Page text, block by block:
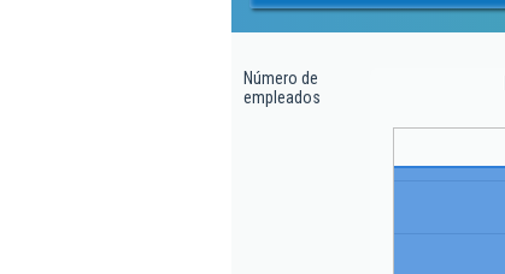
Número de
empleados